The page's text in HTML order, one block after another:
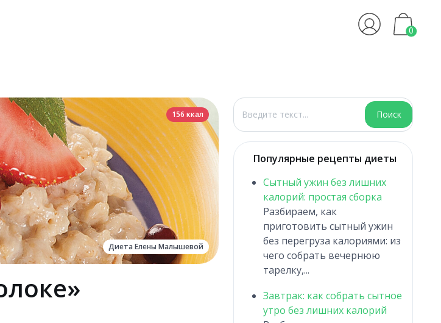
0
156 ккал
Диета Елены Малышевой
Поиск
Поиск
Популярные рецепты диеты
Сытный ужин без лишних
калорий: простая сборка
Разбираем, как
приготовить сытный ужин
без перегруза калориями: из
чего собрать вечернюю
тарелку,...
Завтрак: как собрать сытное
утро без лишних калорий